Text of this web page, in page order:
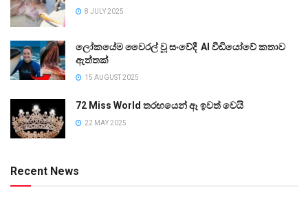
8 JULY 2025
ලෝකයේම වෛරල් වූ සංවේදී AI වීඩියෝවේ කතාව
ඇත්තක්
15 AUGUST 2025
72 Miss World තරඟයෙන් ඈ ඉවත් වෙයි
22 MAY 2025
Recent News